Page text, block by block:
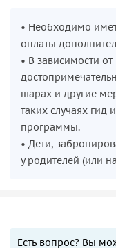
Каппадокии» —
Конная
рассвете или на
Ночевка на
Полет на
• Необходимо
оплаты
• В зависимости
шарах и другие
таких случаях гид
программы.
• Дети,
у родителей (или
Есть вопрос? Вы